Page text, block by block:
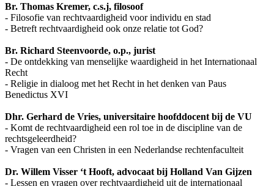
Br. Thomas Kremer, c.s.j, filosoof
- Filosofie van rechtvaardigheid voor individu en stad
- Betreft rechtvaardigheid ook onze relatie tot God?
Br. Richard Steenvoorde, o.p., jurist
- De ontdekking van menselijke waardigheid in het Internationaal
Recht
- Religie in dialoog met het Recht in het denken van Paus
Benedictus XVI
Dhr. Gerhard de Vries, universitaire hoofddocent bij de VU
- Komt de rechtvaardigheid een rol toe in de discipline van de
rechtsgeleerdheid?
- Vragen van een Christen in een Nederlandse rechtenfaculteit
Dr. Willem Visser ‘t Hooft, advocaat bij Holland Van Gijzen
- Lessen en vragen over rechtvaardigheid uit de internationaal